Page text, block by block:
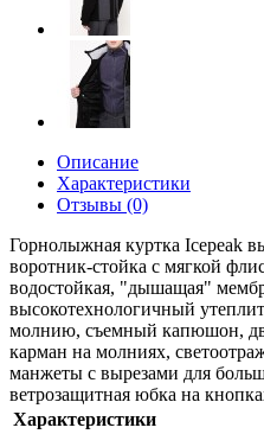
Описание
Характеристики
Отзывы (0)
Горнолыжная куртка Icepeak
воротник-стойка с мягкой
водостойкая, "дышащая"
высокотехнологичный
молнию, съемный капюшон,
карман на молниях,
манжеты с вырезами для
ветрозащитная юбка на
Характеристики